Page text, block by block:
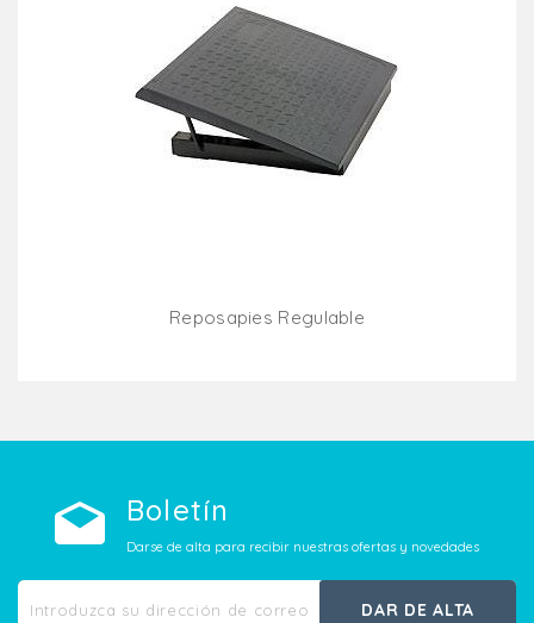
Reposapies Regulable
Boletín
Darse de alta para recibir nuestras ofertas y novedades
DAR DE ALTA